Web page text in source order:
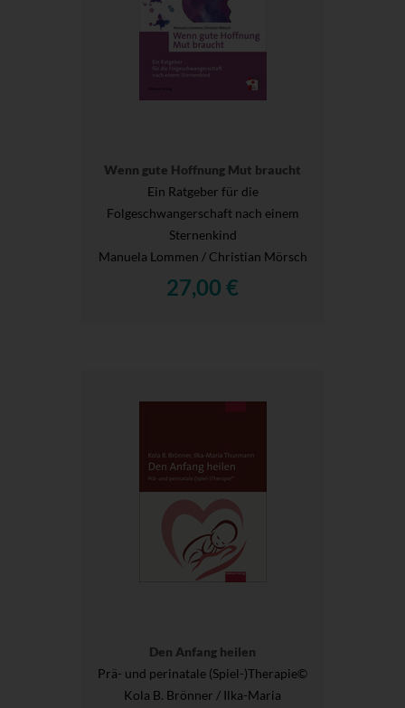
Wenn gute Hoffnung Mut braucht
Ein Ratgeber für die
Folgeschwangerschaft nach einem
Sternenkind
Manuela Lommen / Christian Mörsch
27,00 €
Den Anfang heilen
Prä- und perinatale (Spiel-)Therapie©
Kola B. Brönner / Ilka-Maria